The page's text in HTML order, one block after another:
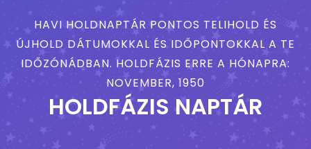
HAVI HOLDNAPTÁR PONTOS TELIHOLD ÉS
ÚJHOLD DÁTUMOKKAL ÉS IDŐPONTOKKAL A TE
IDŐZÓNÁDBAN. HOLDFÁZIS ERRE A HÓNAPRA:
NOVEMBER, 1950
HOLDFÁZIS NAPTÁR